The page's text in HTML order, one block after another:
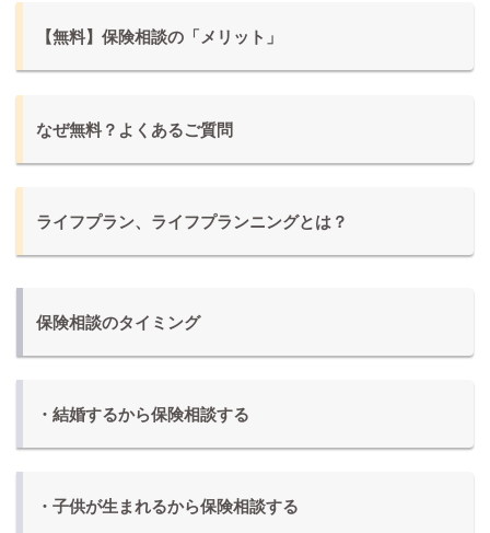
【無料】保険相談の「メリット」
なぜ無料？よくあるご質問
ライフプラン、ライフプランニングとは？
保険相談のタイミング
・結婚するから保険相談する
・子供が生まれるから保険相談する